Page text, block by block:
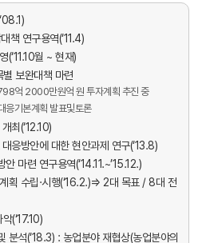
책 연구용역(‘11.4)
(‘11.10월 ~ 현재)
보완대책 마련
억 2000만원억 원 투자계획 추진 중
응기본계획 발표및토론
최(‘12.10)
응방안에 대한 현안과제 연구(‘13.8)
마련 연구용역(‘14.11.~’15.12.)
획 수립·시행(‘16.2.)⇒ 2대 목표 / 8대 전
(‘17.10)
분석(‘18.3) : 농업분야 재협상(농업분야의